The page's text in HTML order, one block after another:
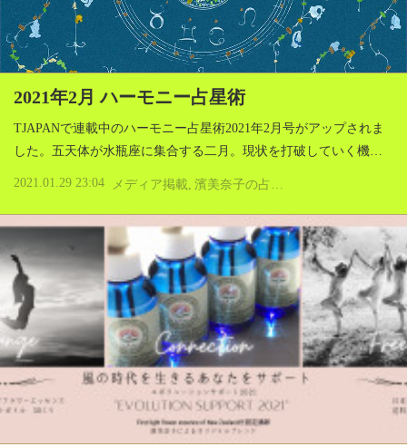
2021年2月 ハーモニー占星術
TJAPANで連載中のハーモニー占星術2021年2月号がアップされま
した。五天体が水瓶座に集合する二月。現状を打破していく機…
2021.01.29 23:04 メディア掲載 濱美奈子の占星術とアロマテラピー